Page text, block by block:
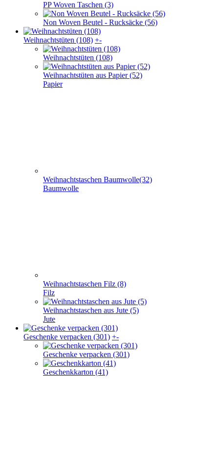
PP Woven Taschen (3)
Non Woven Beutel - Rucksäcke (56)
Weihnachts­tüten (108) +-
Weihnachts­tüten (108)
Weihnachtstüten aus Papier (52)
Papier
Weihnachtstaschen Baumwolle(32)
Baumwolle
Weihnachtstaschen Filz (8)
Filz
Weihnachtstaschen aus Jute (5)
Jute
Geschenke verpacken (301) +-
Geschenke verpacken (301)
Geschenkkarton (41)